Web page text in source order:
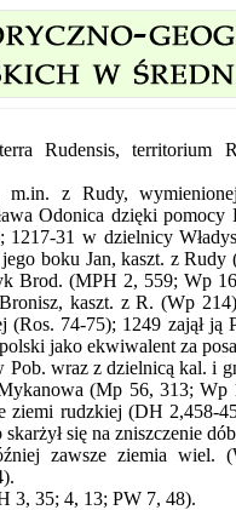
Rudensis, territorium
z Rudy,
Odonica dzięki
31 w dzielnicy
boku Jan, kaszt. z
Brod. (MPH 2, 559; Wp
kaszt. z R. (Wp
74-75); 1249 zajął ją
jako ekwiwalent za
Pob. wraz z dzielnicą kal. i
(Mp 56, 313;
ziemi rudzkiej (DH 2,458-
się na zniszczenie
zawsze ziemia wiel.
3, 35; 4, 13; PW 7, 48).